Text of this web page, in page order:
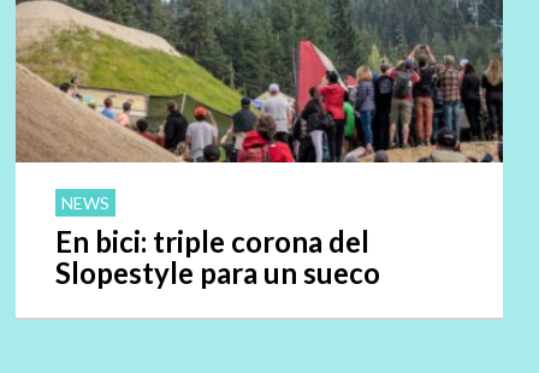
NEWS
En bici: triple corona del
Slopestyle para un sueco